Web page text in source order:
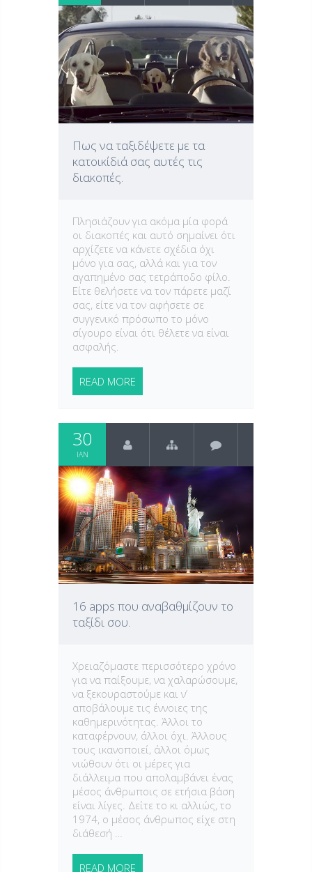
Πως να ταξιδέψετε με τα
κατοικίδιά σας αυτές τις
διακοπές.
Πλησιάζουν για ακόμα μία φορά
οι διακοπές και αυτό σημαίνει ότι
αρχίζετε να κάνετε σχέδια όχι
μόνο για σας, αλλά και για τον
αγαπημένο σας τετράποδο φίλο.
Είτε θελήσετε να τον πάρετε μαζί
σας, είτε να τον αφήσετε σε
συγγενικό πρόσωπο το μόνο
σίγουρο είναι ότι θέλετε να είναι
ασφαλής.
READ MORE
30
ΙΑΝ
16 apps που αναβαθμίζουν το
ταξίδι σου.
Χρειαζόμαστε περισσότερο χρόνο
για να παίξουμε, να χαλαρώσουμε,
να ξεκουραστούμε και ν’
αποβάλουμε τις έννοιες της
καθημερινότητας. Άλλοι το
καταφέρνουν, άλλοι όχι. Άλλους
τους ικανοποιεί, άλλοι όμως
νιώθουν ότι οι μέρες για
διάλλειμα που απολαμβάνει ένας
μέσος άνθρωποις σε ετήσια βάση
είναι λίγες. Δείτε το κι αλλιώς, το
1974, ο μέσος άνθρωπος είχε στη
διάθεσή …
READ MORE